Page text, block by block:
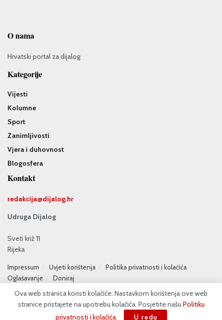
O nama
Hrvatski portal za dijalog
Kategorije
Vijesti
Kolumne
Sport
Zanimljivosti
Vjera i duhovnost
Blogosfera
Kontakt
redakcija@dijalog.hr
Udruga Dijalog
Sveti križ 11
Rijeka
Impressum Uvjeti korištenja
Politika privatnosti i kolačića
Oglašavanje
Doniraj
Ova web stranica koristi kolačiće. Nastavkom korištenja ove web
stranice pristajete na upotrebu kolačića. Posjetite našu Politiku
privatnosti i kolačića. U redu